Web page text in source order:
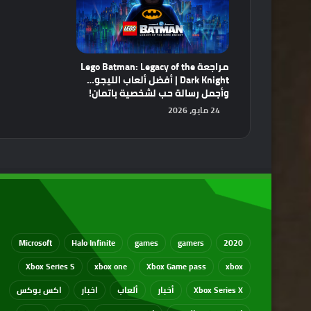
مراجعة Lego Batman: Legacy of the
Dark Knight | أفضل ألعاب الليجو…
وأجمل رسالة حب لشخصية باتمان!
24 مايو، 2026
2020
gamers
games
Halo Infinite
Microsoft
xbox
Xbox Game pass
xbox one
Xbox Series S
Xbox Series X
أخبار ألعاب اخبار
اكس بوكس